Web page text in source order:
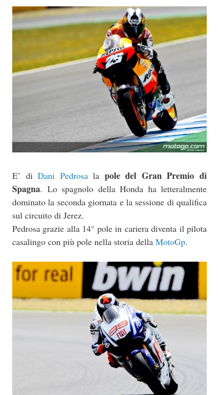
E’ diDani Pedrosala pole del Gran Premio di
Spagna. Lo spagnolo della Honda ha letteralmente
dominato la seconda giornata e la sessione di qualifica
sul circuito di Jerez.
Pedrosa grazie alla 14° pole in cariera diventa il pilota
casalingo con più pole nella storia della MotoGp.